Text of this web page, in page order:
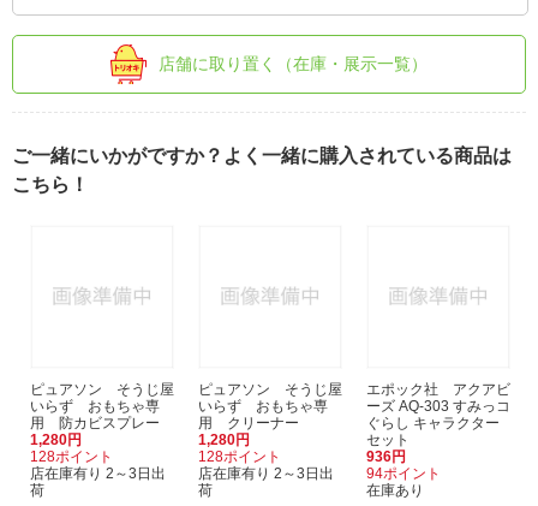
店舗に取り置く（在庫・展示一覧）
ご一緒にいかがですか？よく一緒に購入されている商品は
こちら！
ピュアソン そうじ屋
いらず おもちゃ専
用 防カビスプレー
1,280円
128ポイント
店在庫有り 2～3日出
荷
ピュアソン そうじ屋
いらず おもちゃ専
用 クリーナー
1,280円
128ポイント
店在庫有り 2～3日出
荷
エポック社 アクアビ
ーズ AQ-303 すみっコ
ぐらし キャラクター
セット
936円
94ポイント
在庫あり